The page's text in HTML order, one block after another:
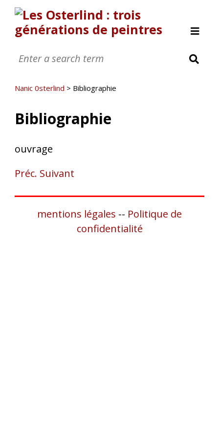
Nanic 0sterlind
Annette Osterlind
Yves Osterlind
Revue de presse
A propos
Nanic 0sterlind > Bibliographie
Bibliographie
ouvrage
Préc. Suivant
mentions légales -- Politique de
confidentialité